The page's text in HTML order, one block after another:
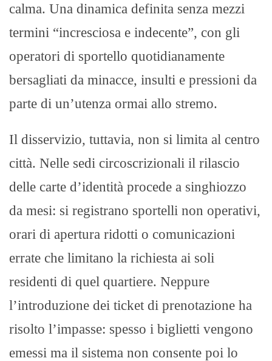
calma. Una dinamica definita senza mezzi
termini “incresciosa e indecente”, con gli
operatori di sportello quotidianamente
bersagliati da minacce, insulti e pressioni da
parte di un’utenza ormai allo stremo. ​
Il disservizio, tuttavia, non si limita al centro
città. Nelle sedi circoscrizionali il rilascio
delle carte d’identità procede a singhiozzo
da mesi: si registrano sportelli non operativi,
orari di apertura ridotti o comunicazioni
errate che limitano la richiesta ai soli
residenti di quel quartiere. Neppure
l’introduzione dei ticket di prenotazione ha
risolto l’impasse: spesso i biglietti vengono
emessi ma il sistema non consente poi lo